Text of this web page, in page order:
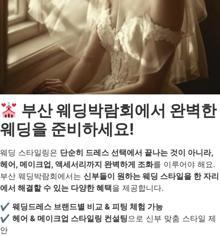
부산 웨딩박람회에서 완벽한
웨딩을 준비하세요!
웨딩 스타일링은 단순히 드레스 선택에서 끝나는 것이 아니라,
헤어, 메이크업, 액세서리까지 완벽하게 조화를 이루어야 해요.
부산 웨딩박람회에서는 신부들이 원하는 웨딩 스타일을 한 자리
에서 해결할 수 있는 다양한 혜택을 제공합니다.
✔ 웨딩드레스 브랜드별 비교 & 피팅 체험 가능
✔ 헤어 & 메이크업 스타일링 컨설팅으로 신부 맞춤 스타일 제
안